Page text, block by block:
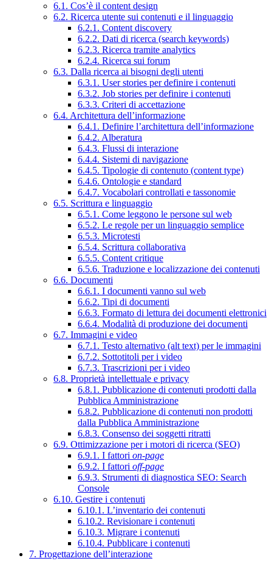
6.1. Cos’è il content design
6.2. Ricerca utente sui contenuti e il linguaggio
6.2.1. Content discovery
6.2.2. Dati di ricerca (search keywords)
6.2.3. Ricerca tramite analytics
6.2.4. Ricerca sui forum
6.3. Dalla ricerca ai bisogni degli utenti
6.3.1. User stories per definire i contenuti
6.3.2. Job stories per definire i contenuti
6.3.3. Criteri di accettazione
6.4. Architettura dell’informazione
6.4.1. Definire l’architettura dell’informazione
6.4.2. Alberatura
6.4.3. Flussi di interazione
6.4.4. Sistemi di navigazione
6.4.5. Tipologie di contenuto (content type)
6.4.6. Ontologie e standard
6.4.7. Vocabolari controllati e tassonomie
6.5. Scrittura e linguaggio
6.5.1. Come leggono le persone sul web
6.5.2. Le regole per un linguaggio semplice
6.5.3. Microtesti
6.5.4. Scrittura collaborativa
6.5.5. Content critique
6.5.6. Traduzione e localizzazione dei contenuti
6.6. Documenti
6.6.1. I documenti vanno sul web
6.6.2. Tipi di documenti
6.6.3. Formato di lettura dei documenti elettronici
6.6.4. Modalità di produzione dei documenti
6.7. Immagini e video
6.7.1. Testo alternativo (alt text) per le immagini
6.7.2. Sottotitoli per i video
6.7.3. Trascrizioni per i video
6.8. Proprietà intellettuale e privacy
6.8.1. Pubblicazione di contenuti prodotti dalla
Pubblica Amministrazione
6.8.2. Pubblicazione di contenuti non prodotti
dalla Pubblica Amministrazione
6.8.3. Consenso dei soggetti ritratti
6.9. Ottimizzazione per i motori di ricerca (SEO)
6.9.1. I fattori on-page
6.9.2. I fattori off-page
6.9.3. Strumenti di diagnostica SEO: Search
Console
6.10. Gestire i contenuti
6.10.1. L’inventario dei contenuti
6.10.2. Revisionare i contenuti
6.10.3. Migrare i contenuti
6.10.4. Pubblicare i contenuti
7. Progettazione dell’interazione